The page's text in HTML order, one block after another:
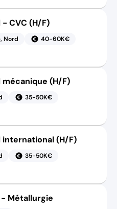
CVC (H/F)
Nord
40-60K€
(H/F)
35-50K€
(H/F)
35-50K€
Métallurgie